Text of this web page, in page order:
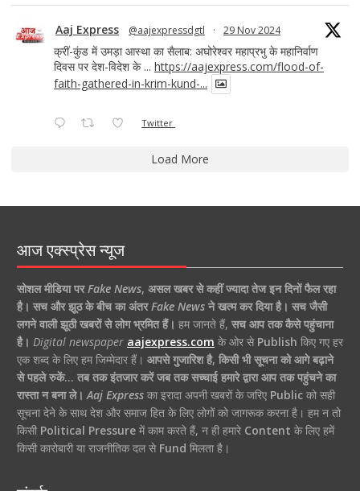
Aaj Express @aajexpressdgtl · 29 Nov 2024
क्रीं-कुंड में उमड़ा आस्था का सैलाब: अघोरेश्वर महाप्रभु के महानिर्वाण
दिवस पर देश-विदेश के ... https://aajexpress.com/flood-of-
faith-gathered-in-krim-kund-...
Twitter
Load More
आज एक्स्प्रेस न्यूज
सोशल मीडिया पर Fake News, असल खबर से कहीं ज्यादा तेज इन दिनों फैल रहा
है। सच और झूठ के बीच का अंतर Fake Newsने खत्म कर दिया है। सच जैसी
लगने वाली झूठी खबरों से लोग भ्रमित हैं। हम जानते हैं, सच आप तक कैसे पहुंचाना
है। Digital newspaper aajexpress.com के ओर से Publish किए गए हर
एक शब्द के लिए हम जिम्मेदार हैं। आपसे गुजारिश है, किसी भी सूचना को आगे बढ़ाने
से पहले रुकें… तब तक इंतजार करें जब तक सच्चाई हमारे द्वारा आप तक पहुंचने का
रास्ता न बना ले। Aaj Expressका इरादा अपनी खबरों के जरिए Publicको सही
सूचना देने के साथ देश और समाज हित के लिए लोगों को जागरूक करना है। हम न तो
किसी Political Pressureमें काम करते हैं, न ही हमारे Content के लिए हमें
किसी कारोबारी या राजनीतिक दल से Fund मिलता है।